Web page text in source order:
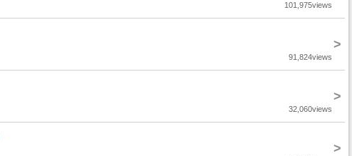
101,975views
>
91,824views
>
32,060views
>